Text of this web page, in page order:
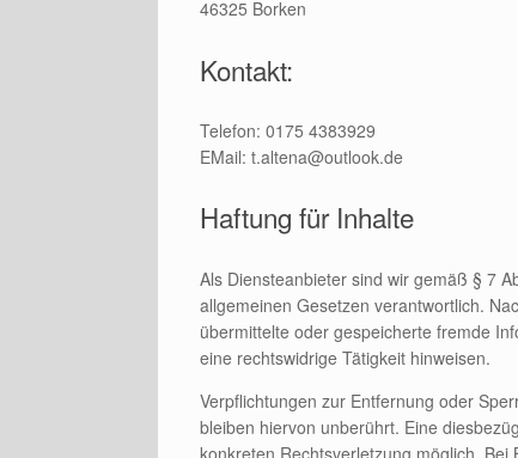
46325 Borken
Kontakt:
Telefon: 0175 4383929
EMail: t.altena@outlook.de
Haftung für Inhalte
Als Diensteanbieter sind wir gemäß § 7
allgemeinen Gesetzen verantwortlich.
übermittelte oder gespeicherte fremde
eine rechtswidrige Tätigkeit hinweisen.
Verpflichtungen zur Entfernung oder
bleiben hiervon unberührt. Eine
konkreten Rechtsverletzung möglich.